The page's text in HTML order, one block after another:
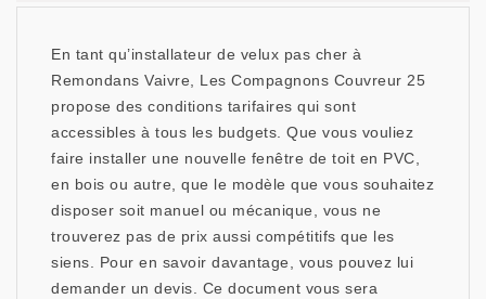
En tant qu’installateur de velux pas cher à
Remondans Vaivre, Les Compagnons Couvreur 25
propose des conditions tarifaires qui sont
accessibles à tous les budgets. Que vous vouliez
faire installer une nouvelle fenêtre de toit en PVC,
en bois ou autre, que le modèle que vous souhaitez
disposer soit manuel ou mécanique, vous ne
trouverez pas de prix aussi compétitifs que les
siens. Pour en savoir davantage, vous pouvez lui
demander un devis. Ce document vous sera